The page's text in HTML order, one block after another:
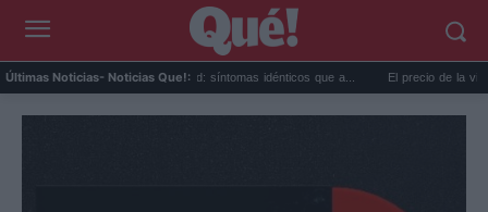
Últimas Noticias- Noticias Que!:
extremo y ansiedad: síntomas idénticos que a... El precio de la vivienda en